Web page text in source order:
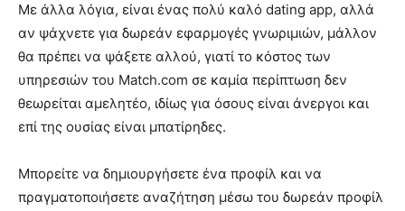
Με άλλα λόγια, είναι ένας πολύ καλό dating app, αλλά
αν ψάχνετε για δωρεάν εφαρμογές γνωριμιών, μάλλον
θα πρέπει να ψάξετε αλλού, γιατί το κόστος των
υπηρεσιών του Match.com σε καμία περίπτωση δεν
θεωρείται αμελητέo, ιδίως για όσους είναι άνεργοι και
επί της ουσίας είναι μπατίρηδες.
Μπορείτε να δημιουργήσετε ένα προφίλ και να
πραγματοποιήσετε αναζήτηση μέσω του δωρεάν προφίλ